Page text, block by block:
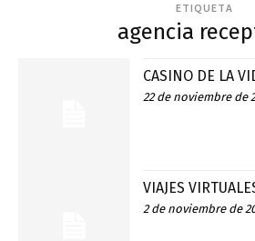
ETIQUETA
agencia
CASINO DE LA
22 de noviembre de
VIAJES
2 de noviembre de